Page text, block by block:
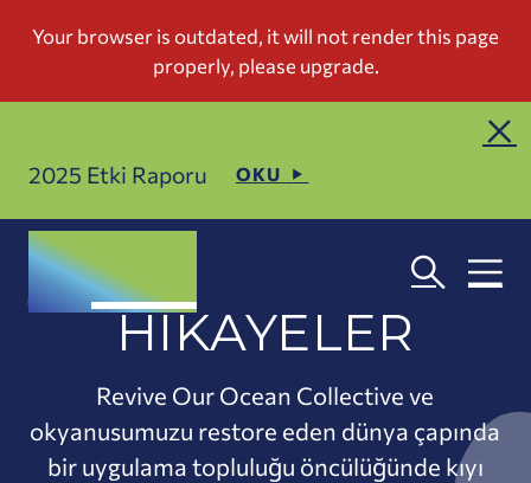
2025 Etki Raporu OKU
HIKAYELER
Revive Our Ocean Collective ve
okyanusumuzu restore eden dünya çapında
bir uygulama topluluğu öncülüğünde kıyı